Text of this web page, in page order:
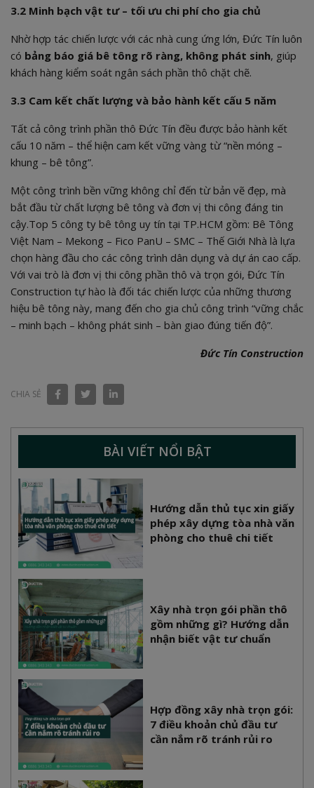
3.2 Minh bạch vật tư – tối ưu chi phí cho gia chủ
Nhờ hợp tác chiến lược với các nhà cung ứng lớn, Đức Tín luôn
có bảng báo giá bê tông rõ ràng, không phát sinh, giúp
khách hàng kiểm soát ngân sách phần thô chặt chẽ.
3.3 Cam kết chất lượng và bảo hành kết cấu 5 năm
Tất cả công trình phần thô Đức Tín đều được bảo hành kết
cấu 10 năm – thể hiện cam kết vững vàng từ “nền móng –
khung – bê tông”.
Một công trình bền vững không chỉ đến từ bản vẽ đẹp, mà
bắt đầu từ chất lượng bê tông và đơn vị thi công đáng tin
cậy.Top 5 công ty bê tông uy tín tại TP.HCM gồm: Bê Tông
Việt Nam – Mekong – Fico PanU – SMC – Thế Giới Nhà là lựa
chọn hàng đầu cho các công trình dân dụng và dự án cao cấp.
Với vai trò là đơn vị thi công phần thô và trọn gói, Đức Tín
Construction tự hào là đối tác chiến lược của những thương
hiệu bê tông này, mang đến cho gia chủ công trình “vững chắc
– minh bạch – không phát sinh – bàn giao đúng tiến độ”.
Đức Tín Construction
CHIA SẺ
BÀI VIẾT NỔI BẬT
Hướng dẫn thủ tục xin giấy
phép xây dựng tòa nhà văn
phòng cho thuê chi tiết
Xây nhà trọn gói phần thô
gồm những gì? Hướng dẫn
nhận biết vật tư chuẩn
Hợp đồng xây nhà trọn gói:
7 điều khoản chủ đầu tư
cần nắm rõ tránh rủi ro